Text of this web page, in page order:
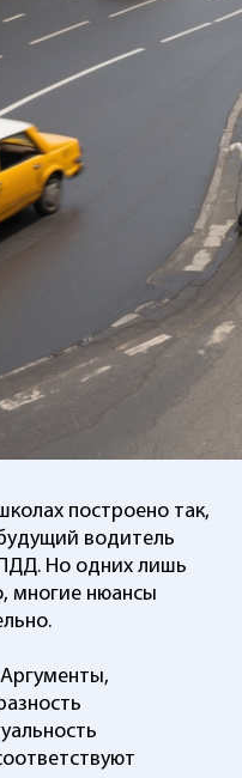
построено так,
водитель
Но одних лишь
многие нюансы